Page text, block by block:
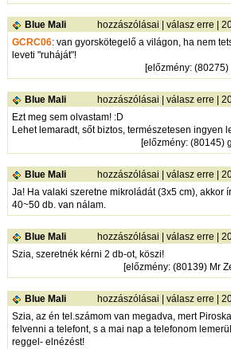
Blue Mali hozzászólásai |válasz erre |
GCRC06: van gyorskötegelő a világon, ha nem
leveti "ruháját"!
[előzmény:
Blue Mali hozzászólásai |válasz erre |
Ezt meg sem olvastam! :D
Lehet lemaradt, sőt biztos, természetesen ingyen
[előzmény: (80145)
Blue Mali hozzászólásai |válasz erre |
Ja! Ha valaki szeretne mikroládát (3x5 cm), akkor
40~50 db. van nálam.
Blue Mali hozzászólásai |válasz erre |
Szia, szeretnék kérni 2 db-ot, köszi!
[előzmény: (80139) Mr
Blue Mali hozzászólásai |válasz erre |
Szia, az én tel.számom van megadva, mert
felvenni a telefont, s a mai nap a telefonom
reggel- elnézést!